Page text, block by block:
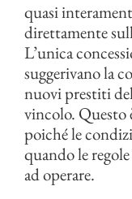
quasi
direttamente
L’unica
suggerivano la
nuovi prestiti
vincolo. Questo
poiché le
quando le
ad operare.